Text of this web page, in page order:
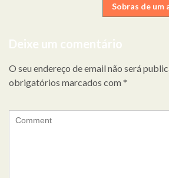
Sobras de um
Deixe um comentário
O seu endereço de email não será
obrigatórios marcados com *